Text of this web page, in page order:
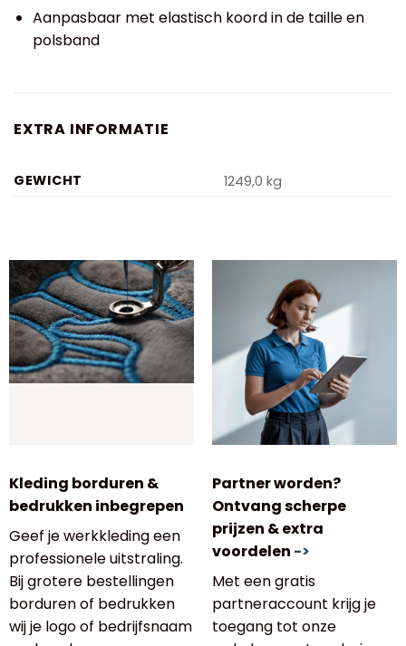
Aanpasbaar met elastisch koord in de taille en
polsband
EXTRA INFORMATIE
GEWICHT 1249,0 kg
Kleding borduren &
bedrukken inbegrepen
Geef je werkkleding een
professionele uitstraling.
Bij grotere bestellingen
borduren of bedrukken
wij je logo of bedrijfsnaam
Partner worden?
Ontvang scherpe
prijzen & extra
voordelen ->
Met een gratis
partneraccount krijg je
toegang tot onze